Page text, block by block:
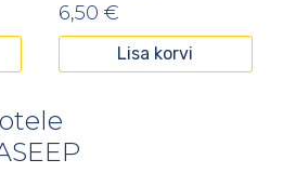
6,50 €
Lisa korvi